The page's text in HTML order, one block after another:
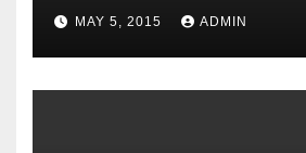
MAY 5, 2015 ADMIN